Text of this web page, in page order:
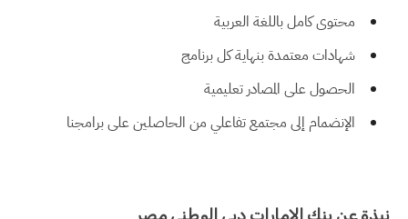
محتوى كامل باللغة العربية
شهادات معتمدة بنهاية كل برنامج
الحصول على المصادر تعليمية
الإنضمام إلى مجتمع تفاعلي من الحاصلين على برامجنا
نبذة عن بنك الإمارات دبي الوطني مصر